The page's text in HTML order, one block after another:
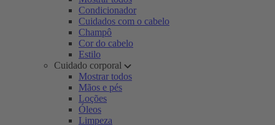
Condicionador
Cuidados com o cabelo
Champô
Cor do cabelo
Estilo
Cuidado corporal
Mostrar todos
Mãos e pés
Loções
Óleos
Limpeza